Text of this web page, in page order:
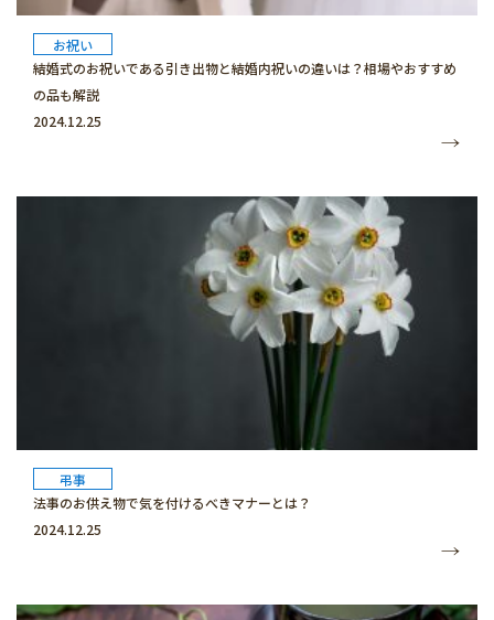
お祝い
結婚式のお祝いである引き出物と結婚内祝いの違いは？相場やおすすめ
の品も解説
2024.12.25
弔事
法事のお供え物で気を付けるべきマナーとは？
2024.12.25